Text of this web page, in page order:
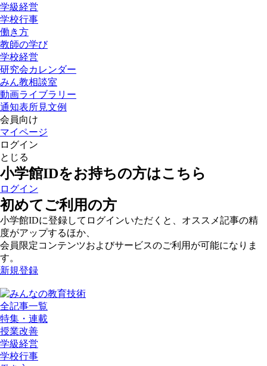
学級経営
学校行事
働き方
教師の学び
学校経営
研究会カレンダー
みん教相談室
動画ライブラリー
通知表所見文例
会員向け
マイページ
ログイン
とじる
小学館IDをお持ちの方はこちら
ログイン
初めてご利用の方
小学館IDに登録してログインいただくと、オススメ記事の精
度がアップするほか、
会員限定コンテンツおよびサービスのご利用が可能になりま
す。
新規登録
全記事一覧
特集・連載
授業改善
学級経営
学校行事